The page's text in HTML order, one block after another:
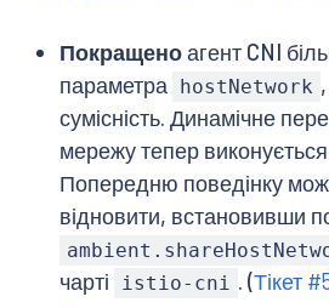
Покращеноагент CNI
параметра
hostNetwork
сумісність. Динамічне
мережу тепер виконується
Попередню поведінку
відновити, встановивши
чарті
istio-cni . (Тікет